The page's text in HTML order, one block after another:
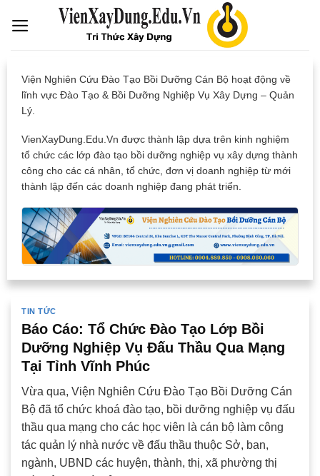
Viện Nghiên Cứu Đào Tạo Bồi Dưỡng Cán Bộ hoạt động về
lĩnh vực Đào Tạo & Bồi Dưỡng Nghiệp Vụ Xây Dựng – Quản
Lý.
VienXayDung.Edu.Vn được thành lập dựa trên kinh nghiệm
tổ chức các lớp đào tạo bồi dưỡng nghiệp vụ xây dựng thành
công cho các cá nhân, tổ chức, đơn vị doanh nghiệp từ mới
thành lập đến các doanh nghiệp đang phát triển.
TIN TỨC
Báo Cáo: Tổ Chức Đào Tạo Lớp Bồi
Dưỡng Nghiệp Vụ Đấu Thầu Qua Mạng
Tại Tỉnh Vĩnh Phúc
Vừa qua, Viện Nghiên Cứu Đào Tạo Bồi Dưỡng Cán
Bộ đã tổ chức khoá đào tạo, bồi dưỡng nghiệp vụ đấu
thầu qua mạng cho các học viên là cán bộ làm công
tác quản lý nhà nước về đấu thầu thuộc Sở, ban,
ngành, UBND các huyện, thành, thị, xã phường thị